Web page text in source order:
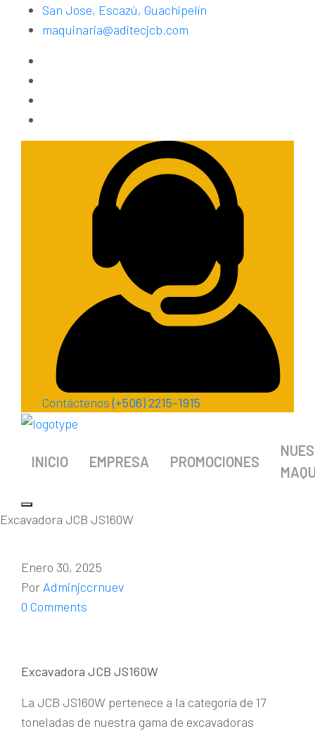
San Jose, Escazú, Guachipelín
maquinaria@aditecjcb.com
Contáctenos (+506) 2215-1915
INICIO EMPRESA PROMOCIONES
Excavadora JCB JS160W
Enero 30, 2025
PorAdminjccrnuev
0 Comments
Excavadora JCB JS160W
La JCB JS160W pertenece a la categoría de 17
toneladas de nuestra gama de excavadoras